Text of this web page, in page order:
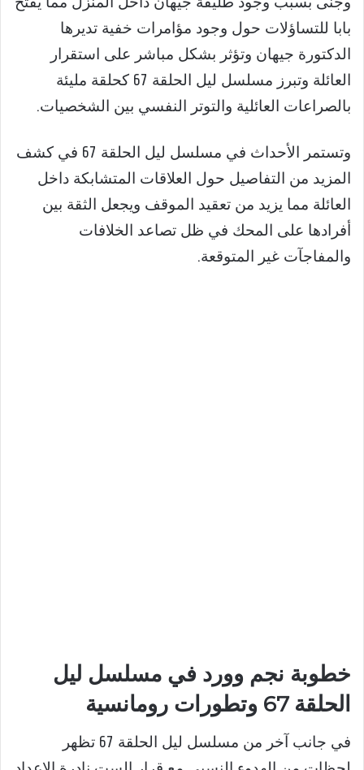
بابا للتساؤلات حول وجود مؤامرات خفية تديرها
الدكتورة جيهان وتؤثر بشكل مباشر على استقرار
العائلة وتبرز مسلسل ليل الحلقة 67 كحلقة مليئة
بالصراعات العائلية والتوتر النفسي بين الشخصيات.
وتستمر الأحداث في مسلسل ليل الحلقة 67 في كشف
المزيد من التفاصيل حول العلاقات المتشابكة داخل
العائلة مما يزيد من تعقيد الموقف ويجعل الثقة بين
أفرادها على المحك في ظل تصاعد الخلافات
والمفاجآت غير المتوقعة.
خطوبة نجم وورد في مسلسل ليل
الحلقة 67 وتطورات رومانسية
في جانب آخر من مسلسل ليل الحلقة 67 تظهر